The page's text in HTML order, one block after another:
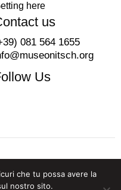
here
us
081 564 1655
Us
All rights reserved
94202830637
che tu possa avere la
nostro sito.